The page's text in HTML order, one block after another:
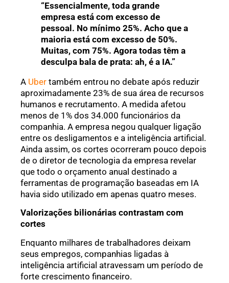
“Essencialmente, toda grande
empresa está com excesso de
pessoal. No mínimo 25%. Acho que a
maioria está com excesso de 50%.
Muitas, com 75%. Agora todas têm a
desculpa bala de prata: ah, é a IA.”
A Uber também entrou no debate após reduzir
aproximadamente 23% de sua área de recursos
humanos e recrutamento. A medida afetou
menos de 1% dos 34.000 funcionários da
companhia. A empresa negou qualquer ligação
entre os desligamentos e a inteligência artificial.
Ainda assim, os cortes ocorreram pouco depois
de o diretor de tecnologia da empresa revelar
que todo o orçamento anual destinado a
ferramentas de programação baseadas em IA
havia sido utilizado em apenas quatro meses.
Valorizações bilionárias contrastam com
cortes
Enquanto milhares de trabalhadores deixam
seus empregos, companhias ligadas à
inteligência artificial atravessam um período de
forte crescimento financeiro.